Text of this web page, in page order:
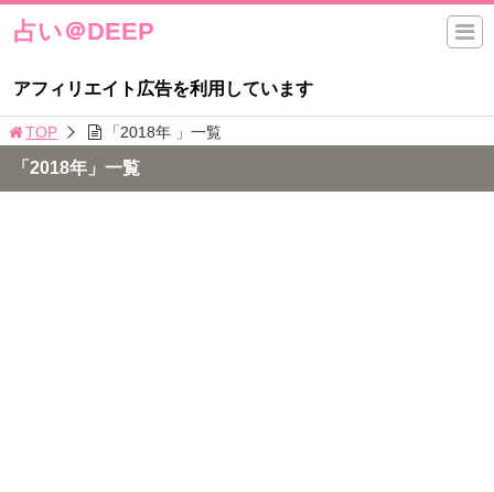
占い＠DEEP
アフィリエイト広告を利用しています
TOP 「2018年 」一覧
「2018年」一覧